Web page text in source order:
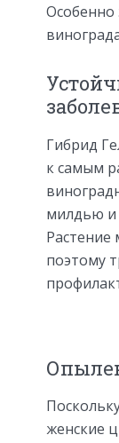
Особенно
Гибрид
к самым
милдью и
Растение
поэтому
женские